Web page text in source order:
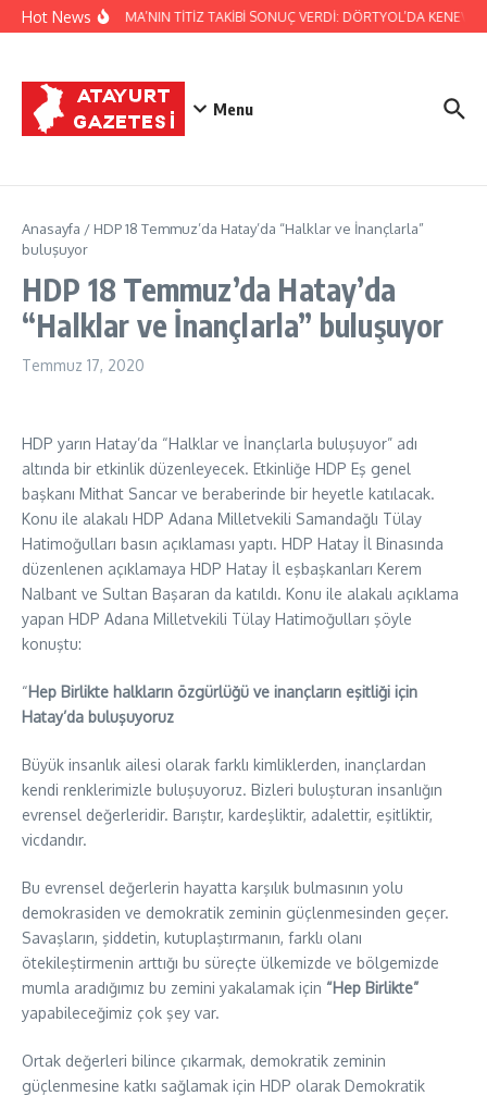
İçeriğe atla
Hot NewsJANDARMA’NIN TİTİZ TAKİBİ SONUÇ VERDİ: DÖRTYOL’DA KENEVİR
Menu
Anasayfa / HDP 18 Temmuz’da Hatay’da “Halklar ve İnançlarla”
buluşuyor
HDP 18 Temmuz’da Hatay’da
“Halklar ve İnançlarla” buluşuyor
Temmuz 17, 2020
HDP yarın Hatay’da “Halklar ve İnançlarla buluşuyor” adı
altında bir etkinlik düzenleyecek. Etkinliğe HDP Eş genel
başkanı Mithat Sancar ve beraberinde bir heyetle katılacak.
Konu ile alakalı HDP Adana Milletvekili Samandağlı Tülay
Hatimoğulları basın açıklaması yaptı. HDP Hatay İl Binasında
düzenlenen açıklamaya HDP Hatay İl eşbaşkanları Kerem
Nalbant ve Sultan Başaran da katıldı. Konu ile alakalı açıklama
yapan HDP Adana Milletvekili Tülay Hatimoğulları şöyle
konuştu:
“Hep Birlikte halkların özgürlüğü ve inançların eşitliği için
Hatay’da buluşuyoruz
Büyük insanlık ailesi olarak farklı kimliklerden, inançlardan
kendi renklerimizle buluşuyoruz. Bizleri buluşturan insanlığın
evrensel değerleridir. Barıştır, kardeşliktir, adalettir, eşitliktir,
vicdandır.
Bu evrensel değerlerin hayatta karşılık bulmasının yolu
demokrasiden ve demokratik zeminin güçlenmesinden geçer.
Savaşların, şiddetin, kutuplaştırmanın, farklı olanı
ötekileştirmenin arttığı bu süreçte ülkemizde ve bölgemizde
mumla aradığımız bu zemini yakalamak için “Hep Birlikte”
yapabileceğimiz çok şey var.
Ortak değerleri bilince çıkarmak, demokratik zeminin
güçlenmesine katkı sağlamak için HDP olarak Demokratik